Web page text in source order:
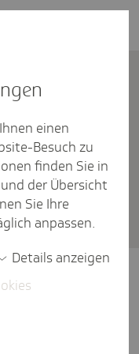
eine
direkt
oder das SV-
einen
Besuch zu
finden Sie in
und der Übersicht
Sie Ihre
anpassen.
Details anzeigen